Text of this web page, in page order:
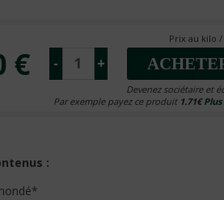
Prix au kilo
€ - +
Devenez sociétaire et
Par exemple payez ce produit 1.71€
: